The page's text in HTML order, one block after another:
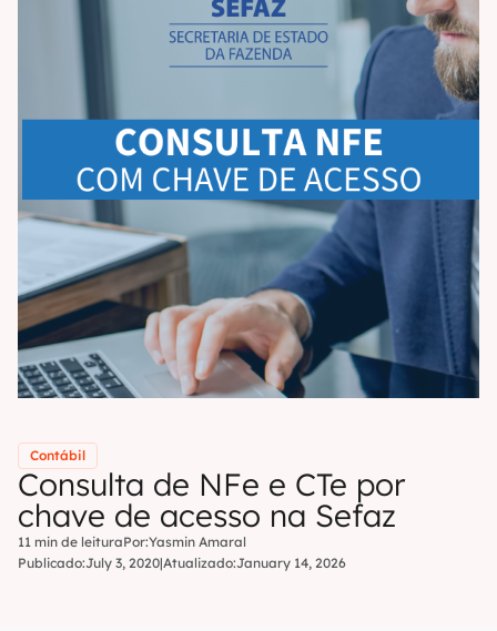
Contábil
Consulta de NFe e CTe por
chave de acesso na Sefaz
11 min de leituraPor:Yasmin Amaral
Publicado:July 3, 2020|Atualizado:January 14, 2026